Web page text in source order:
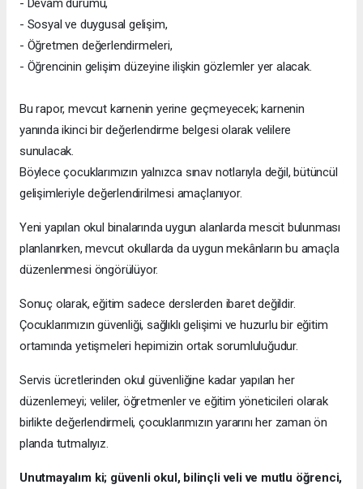
- Devam durumu,
- Sosyal ve duygusal gelişim,
- Öğretmen değerlendirmeleri,
- Öğrencinin gelişim düzeyine ilişkin gözlemler yer alacak.
Bu rapor, mevcut karnenin yerine geçmeyecek; karnenin
yanında ikinci bir değerlendirme belgesi olarak velilere
sunulacak.
Böylece çocuklarımızın yalnızca sınav notlarıyla değil, bütüncül
gelişimleriyle değerlendirilmesi amaçlanıyor.
Yeni yapılan okul binalarında uygun alanlarda mescit bulunması
planlanırken, mevcut okullarda da uygun mekânların bu amaçla
düzenlenmesi öngörülüyor.
Sonuç olarak, eğitim sadece derslerden ibaret değildir.
Çocuklarımızın güvenliği, sağlıklı gelişimi ve huzurlu bir eğitim
ortamında yetişmeleri hepimizin ortak sorumluluğudur.
Servis ücretlerinden okul güvenliğine kadar yapılan her
düzenlemeyi; veliler, öğretmenler ve eğitim yöneticileri olarak
birlikte değerlendirmeli, çocuklarımızın yararını her zaman ön
planda tutmalıyız.
Unutmayalım ki; güvenli okul, bilinçli veli ve mutlu öğrenci,